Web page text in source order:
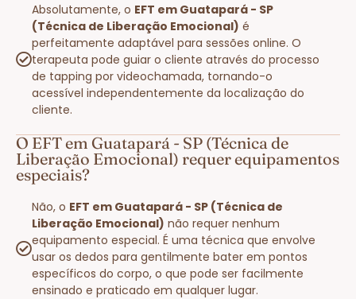
Absolutamente, o EFT em Guatapará - SP
(Técnica de Liberação Emocional) é
perfeitamente adaptável para sessões online. O
terapeuta pode guiar o cliente através do processo
de tapping por videochamada, tornando-o
acessível independentemente da localização do
cliente.
O EFT em Guatapará - SP (Técnica de
Liberação Emocional) requer equipamentos
especiais?
Não, o EFT em Guatapará - SP (Técnica de
Liberação Emocional) não requer nenhum
equipamento especial. É uma técnica que envolve
usar os dedos para gentilmente bater em pontos
específicos do corpo, o que pode ser facilmente
ensinado e praticado em qualquer lugar.